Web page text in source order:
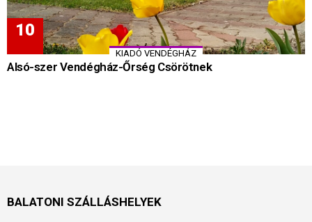
KIADÓ VENDÉGHÁZ
Alsó-szer Vendégház-Őrség Csörötnek
BALATONI SZÁLLÁSHELYEK